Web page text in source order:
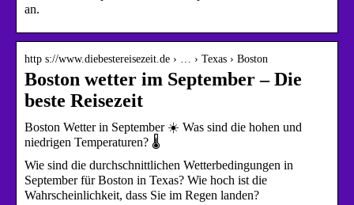
an.
http s://www.diebestereisezeit.de › … › Texas › Boston
Boston wetter im September – Die
beste Reisezeit
Boston Wetter in September ☀️ Was sind die hohen und
niedrigen Temperaturen? 🌡️
Wie sind die durchschnittlichen Wetterbedingungen in
September für Boston in Texas? Wie hoch ist die
Wahrscheinlichkeit, dass Sie im Regen landen?